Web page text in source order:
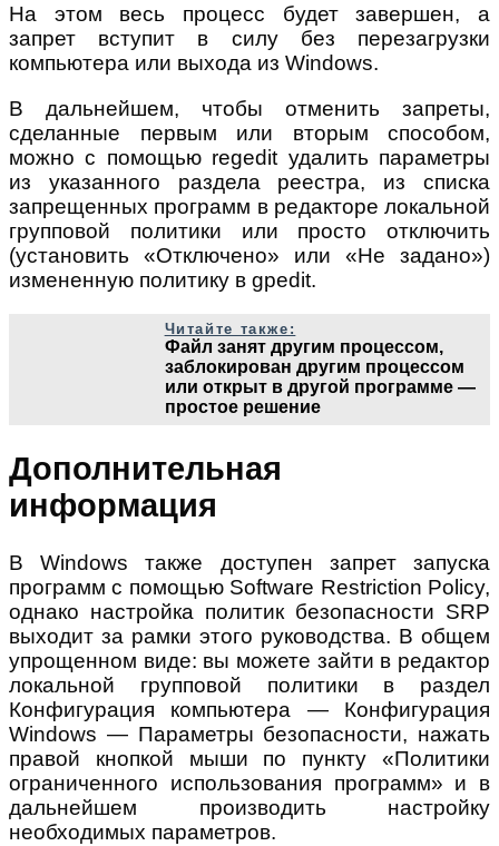
На этом весь процесс будет завершен, а
запрет вступит в силу без перезагрузки
компьютера или выхода из Windows.
В дальнейшем, чтобы отменить запреты,
сделанные первым или вторым способом,
можно с помощью regedit удалить параметры
из указанного раздела реестра, из списка
запрещенных программ в редакторе локальной
групповой политики или просто отключить
(установить «Отключено» или «Не задано»)
измененную политику в gpedit.
Читайте также:
Файл занят другим процессом,
заблокирован другим процессом
или открыт в другой программе —
простое решение
Дополнительная
информация
В Windows также доступен запрет запуска
программ с помощью Software Restriction Policy,
однако настройка политик безопасности SRP
выходит за рамки этого руководства. В общем
упрощенном виде: вы можете зайти в редактор
локальной групповой политики в раздел
Конфигурация компьютера — Конфигурация
Windows — Параметры безопасности, нажать
правой кнопкой мыши по пункту «Политики
ограниченного использования программ» и в
дальнейшем производить настройку
необходимых параметров.